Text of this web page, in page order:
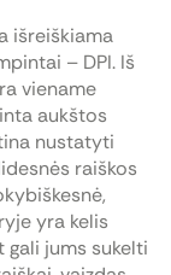
išreiškiama
– DPI. Iš
viename
aukštos
nustatyti
raiškos
yra kelis
gali jums sukelti